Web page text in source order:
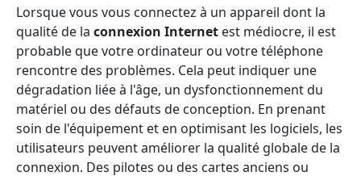
Lorsque vous vous connectez à un appareil dont la
qualité de la connexion Internet est médiocre, il est
probable que votre ordinateur ou votre téléphone
rencontre des problèmes. Cela peut indiquer une
dégradation liée à l'âge, un dysfonctionnement du
matériel ou des défauts de conception. En prenant
soin de l'équipement et en optimisant les logiciels, les
utilisateurs peuvent améliorer la qualité globale de la
connexion. Des pilotes ou des cartes anciens ou